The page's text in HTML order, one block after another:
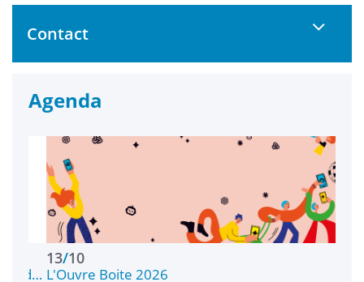
Contact
Agenda
/10
L'Ouvre Boite 2026